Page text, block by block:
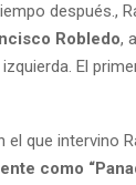
después.,
Robledo,
El
que intervino
como